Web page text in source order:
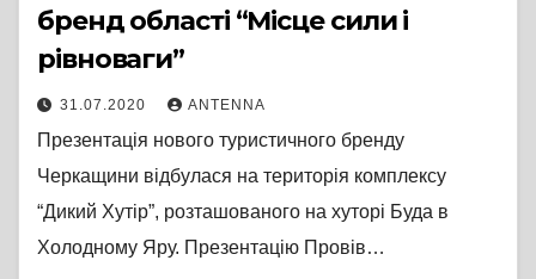
бренд області “Місце сили і
рівноваги”
31.07.2020 ANTENNA
Презентація нового туристичного бренду
Черкащини відбулася на територія комплексу
“Дикий Хутір”, розташованого на хуторі Буда в
Холодному Яру. Презентацію Провів…